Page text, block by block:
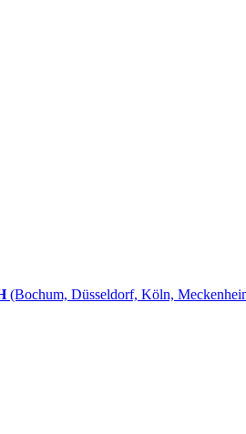
(Bochum, Düsseldorf, Köln,